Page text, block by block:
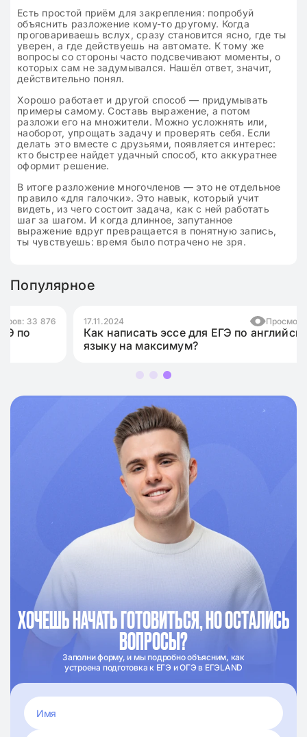
Есть простой приём для закрепления: попробуй
объяснить разложение кому-то другому. Когда
проговариваешь вслух, сразу становится ясно, где ты
уверен, а где действуешь на автомате. К тому же
вопросы со стороны часто подсвечивают моменты, о
которых сам не задумывался. Нашёл ответ, значит,
действительно понял.
Хорошо работает и другой способ — придумывать
примеры самому. Составь выражение, а потом
разложи его на множители. Можно усложнять или,
наоборот, упрощать задачу и проверять себя. Если
делать это вместе с друзьями, появляется интерес:
кто быстрее найдет удачный способ, кто аккуратнее
оформит решение.
В итоге разложение многочленов — это не отдельное
правило «для галочки». Это навык, который учит
видеть, из чего состоит задача, как с ней работать
шаг за шагом. И когда длинное, запутанное
выражение вдруг превращается в понятную запись,
ты чувствуешь: время было потрачено не зря.
ХОЧЕШЬ НАЧАТЬ ГОТОВИТЬСЯ, НО ОСТАЛИСЬ
ВОПРОСЫ?
Заполни форму, и мы подробно объясним, как
устроена подготовка к ЕГЭ и ОГЭ в ЕГЭLAND
Популярное
17.11.2024 Просмотров: 10 993
Как написать эссе для ЕГЭ по английскому
языку на максимум?